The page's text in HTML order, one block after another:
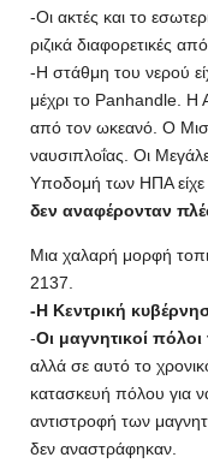
-Οι ακτές και το
ριζικά διαφορετικές
-Η στάθμη του νερού
μέχρι το Panhandle. Η
από τον ωκεανό. Ο
ναυσιπλοΐας. Οι
Υποδομή των ΗΠΑ είχε
δεν αναφέρονταν
Μια χαλαρή μορφή
2137.
-Η Κεντρική
-Οι μαγνητικοί
αλλά σε αυτό το
κατασκευή πόλου για
αντιστροφή των
δεν αναστράφηκαν.